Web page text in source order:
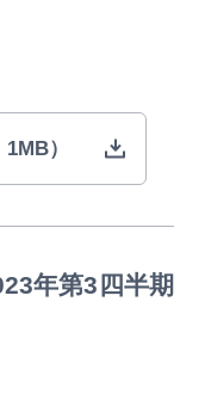
）
年第3四半期